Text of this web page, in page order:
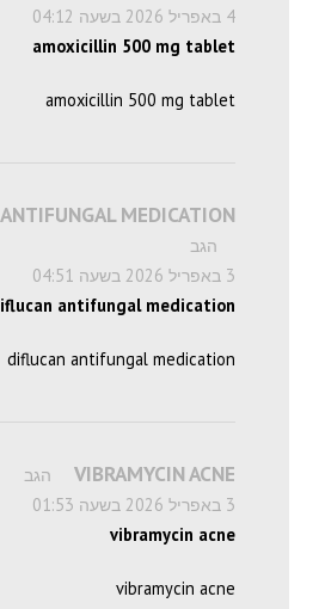
4 באפריל 2026 בשעה 04:12
amoxicillin 500 mg tablet
amoxicillin 500 mg tablet
MEDICATION
הגב
3 באפריל 2026 בשעה 04:51
antifungal medication
diflucan antifungal medication
VIBRAMYCIN ACNE
הגב
3 באפריל 2026 בשעה 01:53
vibramycin acne
vibramycin acne